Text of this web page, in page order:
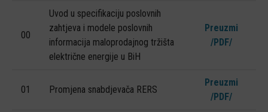
POSLOVNI PROCESI
ŠEME XML PORUKA
00
Uvod u specifikaciju poslovnih
zahtjeva i modele poslovnih
informacija maloprodajnog tržišta
električne energije u BiH
Preuzmi
/PDF/
01 Promjena snabdjevača RERS
Preuzmi
/PDF/